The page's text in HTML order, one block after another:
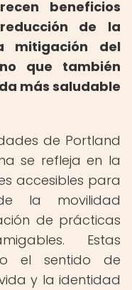
beneficios
de la
mitigación del
que también
más saludable
de Portland
se refleja en la
accesibles para
la movilidad
de prácticas
Estas
el sentido de
y la identidad